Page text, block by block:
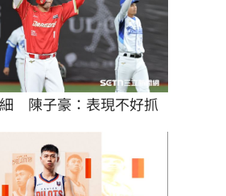
　陳子豪：表現不好抓